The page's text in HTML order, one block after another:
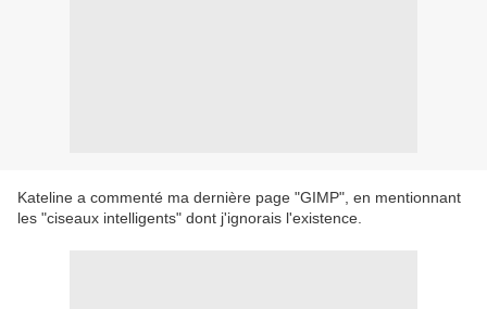
Kateline a commenté ma dernière page "GIMP", en mentionnant
les "ciseaux intelligents" dont j'ignorais l'existence.